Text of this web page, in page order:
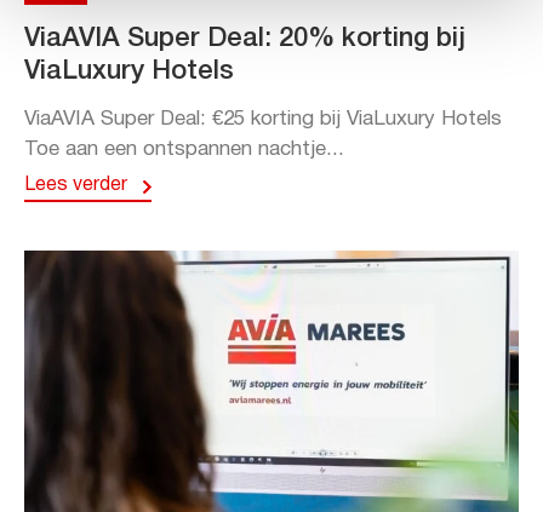
ViaAVIA Super Deal: 20% korting bij
ViaLuxury Hotels
ViaAVIA Super Deal: €25 korting bij ViaLuxury Hotels
Toe aan een ontspannen nachtje...
Lees verder